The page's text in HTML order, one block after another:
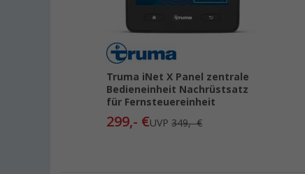
Truma iNet X Panel zentrale
Bedieneinheit Nachrüstsatz
für Fernsteuereinheit
299,- €UVP349,- €